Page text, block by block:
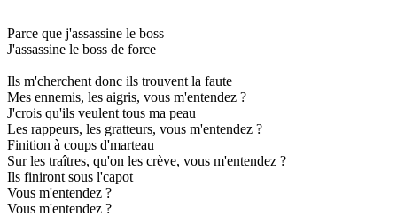
Parce que j'assassine le boss
J'assassine le boss de force
Ils m'cherchent donc ils trouvent la faute
Mes ennemis, les aigris, vous m'entendez ?
J'crois qu'ils veulent tous ma peau
Les rappeurs, les gratteurs, vous m'entendez ?
Finition à coups d'marteau
Sur les traîtres, qu'on les crève, vous m'entendez ?
Ils finiront sous l'capot
Vous m'entendez ?
Vous m'entendez ?